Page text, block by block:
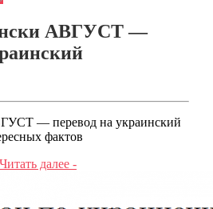
АВГУСТ —
— перевод на украинский
фактов
далее -